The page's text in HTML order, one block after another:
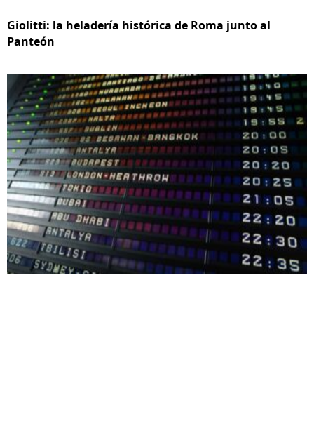
Giolitti: la heladería histórica de Roma junto al
Panteón